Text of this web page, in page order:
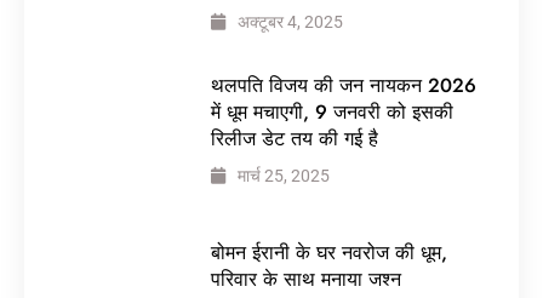
अक्टूबर 4, 2025
थलपति विजय की जन नायकन 2026
में धूम मचाएगी, 9 जनवरी को इसकी
रिलीज डेट तय की गई है
मार्च 25, 2025
बोमन ईरानी के घर नवरोज की धूम,
परिवार के साथ मनाया जश्न